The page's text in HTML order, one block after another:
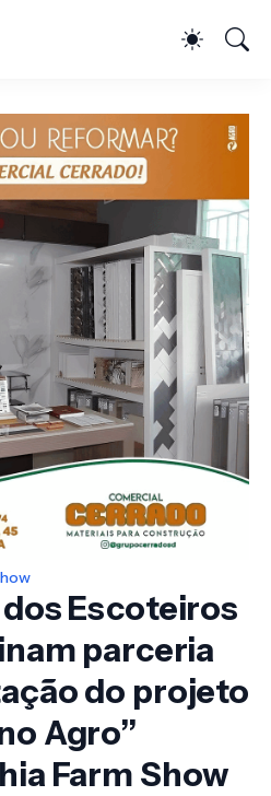
Escoteiros
parceria
do projeto
Agro”
Farm Show